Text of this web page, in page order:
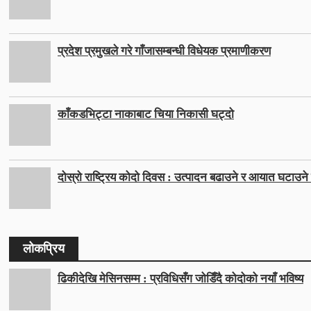
प्रदेश प्रमुखले गरे गाँजासम्बन्धी विधेयक प्रमाणीकरण
काँकडभिट्टा नाकाबाट चिया निकासी घट्दो
दोस्रो राष्ट्रिय कोदो दिवस : उत्पादन बढाउने र आयात घटाउने
लोकप्रिय
ढिकीदेखि मेसिनसम्म : प्रविधिसँग जोडिँदै कोदोको नयाँ भविष्य